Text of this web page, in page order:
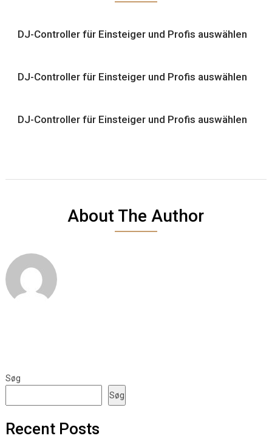
DJ-Controller für Einsteiger und Profis auswählen
DJ-Controller für Einsteiger und Profis auswählen
DJ-Controller für Einsteiger und Profis auswählen
About The Author
Søg
Søg
Recent Posts